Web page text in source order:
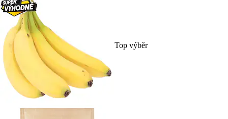
Top výběr